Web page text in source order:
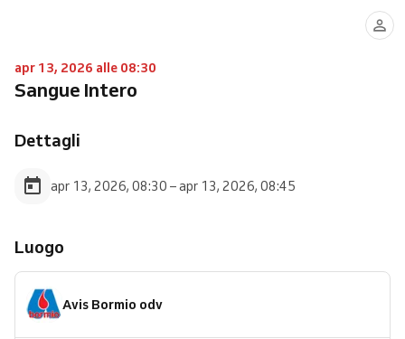
apr 13, 2026 alle 08:30
Sangue Intero
Dettagli
apr 13, 2026, 08:30 – apr 13, 2026, 08:45
Luogo
Avis Bormio odv